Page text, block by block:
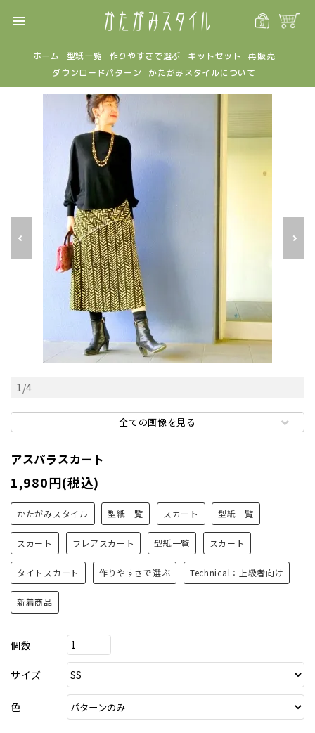
menu
ホーム 型紙一覧 作りやすさで選ぶ キットセット
再販売
ダウンロードパターン
かたがみスタイルについて
1/4
全ての画像を見る
アスパラスカート
1,980円(税込)
かたがみスタイル 型紙一覧 スカート 型紙一覧
スカート フレアスカート 型紙一覧 スカート
タイトスカート 作りやすさで選ぶ Technical：上級者向け
新着商品
個数
サイズ
色